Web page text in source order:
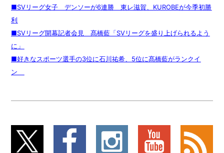
■SVリーグ女子 デンソーが6連勝 東レ滋賀、KUROBEが今季初勝
利
■SVリーグ開幕記者会見 髙橋藍「SVリーグを盛り上げられるよう
に」
■好きなスポーツ選手の3位に石川祐希、5位に髙橋藍がランクイ
ン